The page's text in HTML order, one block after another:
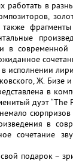
работать в
в
исполнении
Ж. Бизе
в
дуэт “The
в
сочетание
подарок –